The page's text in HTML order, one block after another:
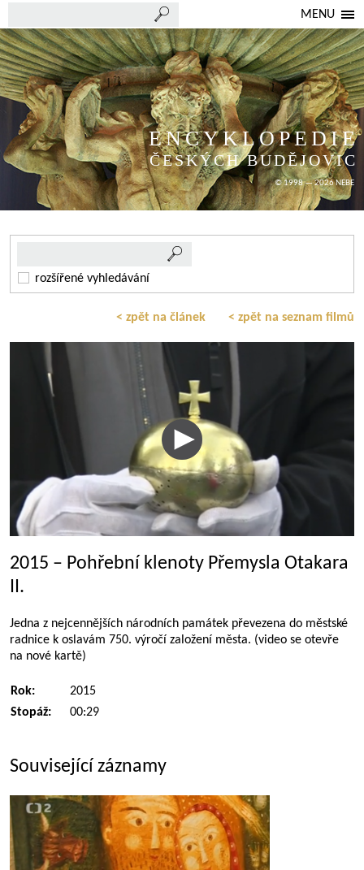
MENU
ENCYKLOPEDIE
ČESKÝCH BUDĚJOVIC
© 1998 — 2026 NEBE
rozšířené vyhledávání
< zpět na článek < zpět na seznam filmů
2015 – Pohřební klenoty Přemysla Otakara
II.
Jedna z nejcennějších národních památek převezena do městské
radnice k oslavám 750. výročí založení města. (video se otevře
na nové kartě)
Rok:
2015
Stopáž:
00:29
Související záznamy